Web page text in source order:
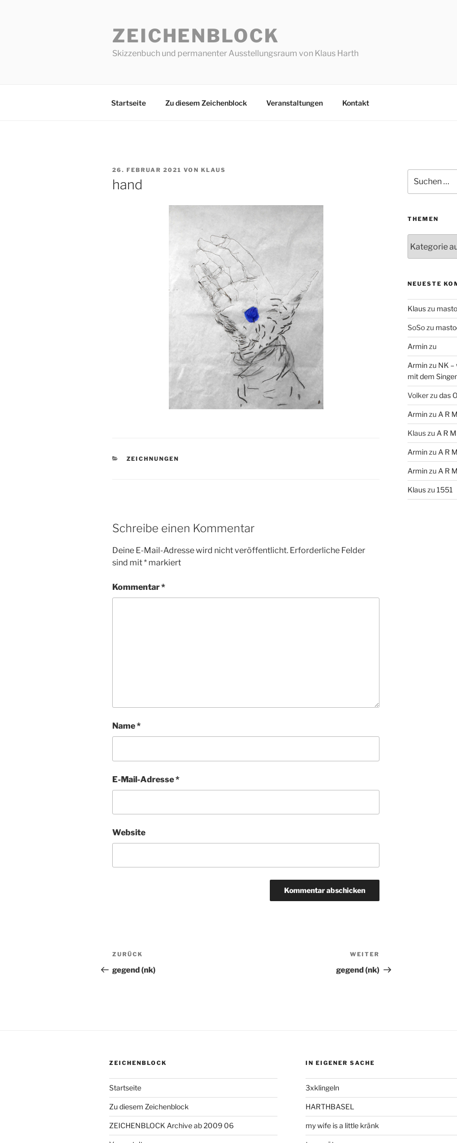
ZEICHENBLOCK
Skizzenbuch und permanenter Ausstellungsraum von Klaus Harth
Startseite Zu diesem Zeichenblock Veranstaltungen Kontakt
VERÖFFENTLICHT
AM
26. FEBRUAR 2021 VON KLAUS
hand
KATEGORIEN
ZEICHNUNGEN
Schreibe einen Kommentar
Deine E-Mail-Adresse wird nicht veröffentlicht. Erforderliche Felder
sind mit* markiert
Kommentar*
Name*
E-Mail-Adresse*
Website
Beitragsnavigation
Vorheriger
Beitrag
ZURÜCK
gegend (nk)
Beitrag
WEITER
gegend (nk)
nach:
THEMEN
NEUESTE
Klauszu
SoSozu
Arminzu
Arminzu NK –
mit dem
Volkerzu das
Arminzu A R
Klauszu A R
Arminzu A R
Arminzu A R
Klauszu 1551
ZEICHENBLOCK
Startseite
Zu diesem Zeichenblock
ZEICHENBLOCK Archive ab 2009 06
IN EIGENER SACHE
3xklingeln
HARTHBASEL
my wife is a little kränk